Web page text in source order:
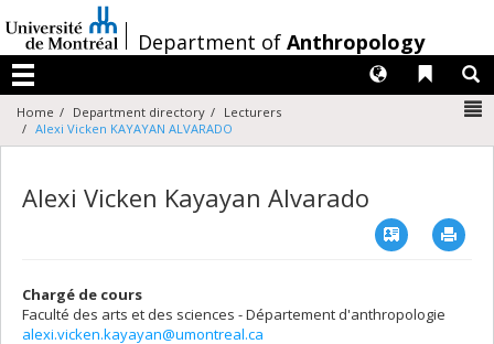
au
contenu
/Department of Anthropology
Menu
Liens
Langues
Home Department directory
Lecturers
Alexi Vicken KAYAYAN ALVARADO
Alexi Vicken Kayayan Alvarado
Vcard
Chargé de cours
Faculté des arts et des sciences - Département d'anthropologie
alexi.vicken.kayayan@umontreal.ca